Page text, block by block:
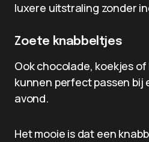
luxere uitstraling zonder
Zoete knabbeltjes
Ook chocolade, koekjes
kunnen perfect passen bij
avond.
Het mooie is dat een